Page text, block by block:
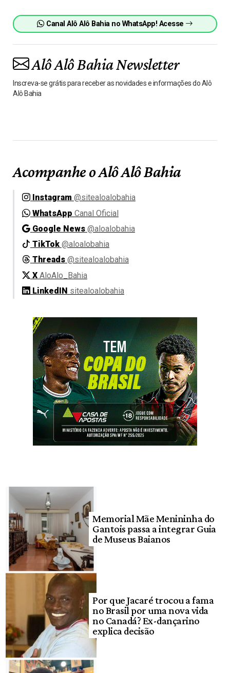
Canal Alô Alô Bahia no WhatsApp! Acesse
Alô Alô Bahia Newsletter
Inscreva-se grátis para receber as novidades e informações do Alô
Alô Bahia
Acompanhe o Alô Alô Bahia
Instagram @sitealoalobahia
WhatsApp Canal Oficial
Google News @aloalobahia
TikTok @aloalobahia
Threads @sitealoalobahia
X AloAlo_Bahia
LinkedIN sitealoalobahia
Memorial Mãe Menininha do
Gantois passa a integrar Guia
de Museus Baianos
Por que Jacaré trocou a fama
no Brasil por uma nova vida
no Canadá? Ex-dançarino
explica decisão